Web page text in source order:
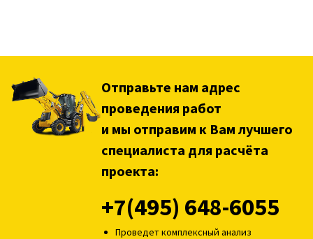
Отправьте нам адрес
проведения работ
и мы отправим к Вам лучшего
специалиста для расчёта
проекта:
+7(495) 648-6055
Проведет комплексный анализ